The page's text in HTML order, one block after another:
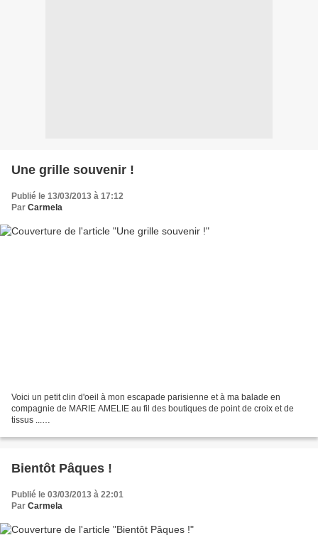
Une grille souvenir !
Publié le 13/03/2013 à 17:12
Par Carmela
Voici un petit clin d'oeil à mon escapade parisienne et à ma balade en
compagnie de MARIE AMELIE au fil des boutiques de point de croix et de
tissus ...
Bientôt Pâques !
Publié le 03/03/2013 à 22:01
Par Carmela